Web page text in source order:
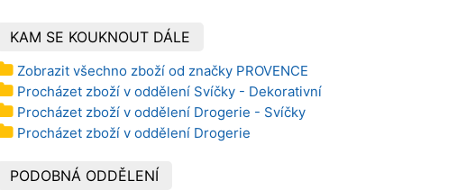
KAM SE KOUKNOUT DÁLE
Zobrazit všechno zboží od značky PROVENCE
Procházet zboží v oddělení Svíčky - Dekorativní
Procházet zboží v oddělení Drogerie - Svíčky
Procházet zboží v oddělení Drogerie
PODOBNÁ ODDĚLENÍ